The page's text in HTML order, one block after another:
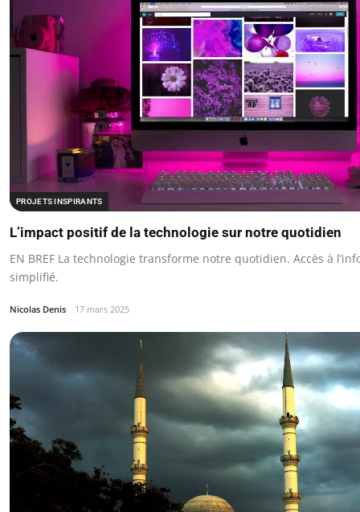
PROJETS INSPIRANTS
L’impact positif de la technologie sur notre quotidien
EN BREF La technologie transforme notre quotidien. Accès à
simplifié.
Nicolas Denis 17 mars 2025